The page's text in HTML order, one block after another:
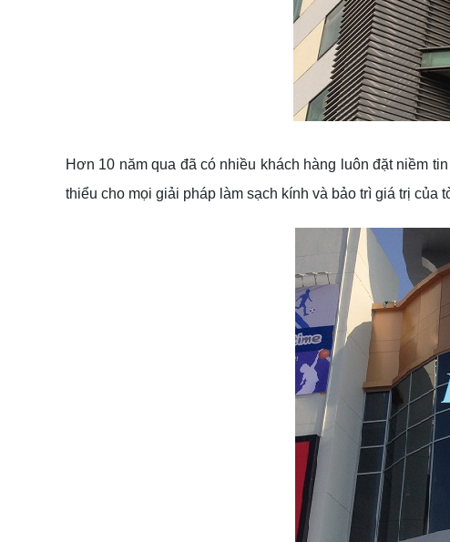
Hơn 10 năm qua đã có nhiều khách hàng luôn đặt niềm
thiểu cho mọi giải pháp làm sạch kính và bảo trì giá trị của